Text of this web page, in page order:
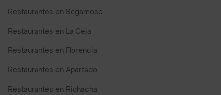
Restaurantes en Sogamoso
Restaurantes en La Ceja
Restaurantes en Florencia
Restaurantes en Apartado
Restaurantes en Riohacha